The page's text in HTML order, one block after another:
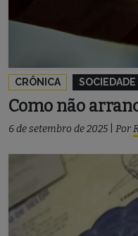
CRÔNICA SOCIEDADE
Como não
6 de setembro de 2025 Por